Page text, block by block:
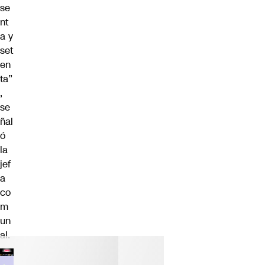
se
nt
a y
set
en
ta”
,
se
ñal
ó
la
jef
a
co
m
un
al.